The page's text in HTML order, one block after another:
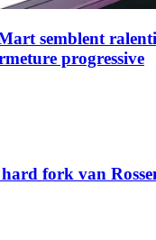
semblent
progressive
fork van